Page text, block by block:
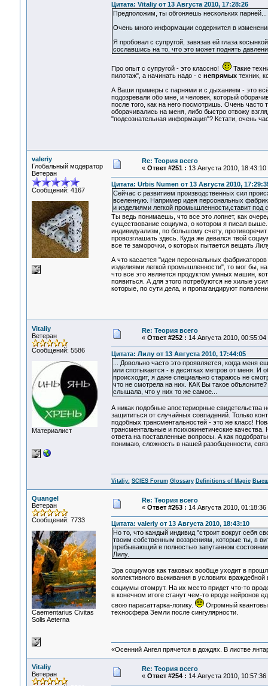
Цитата: Vitaliy от 13 Августа 2010, 17:28:26
Предположим, ты обгоняешь нескольких парней...
Очень много информации содержится в
Я пробовал с супругой, завязав ей глаза
сославшись на то, что это может поднять
Про опыт с супругой - это классно!
Такие
пилотаж", а начинать надо - с непрямыхтехник,
А Ваши примеры с парнями и с дыханием - это
подозревали обо мне, и человек, который
после того, как на него посмотришь. Очень
оборачивались на меня, либо быстро отвожу
"подсознательная информация"? Кстати, очень
valeriy
Глобальный модератор
Ветеран
Сообщений: 4167
Re: Теория всего
« Ответ #251 : 13 Августа 2010, 18:43:10
Цитата: Urbis Numen от 13 Августа 2010,
Сейчас с развитием производственных сил
вселенную. Например идея персональных
и изделиями легкой промышленности,ставит
Ты ведь понимаешь, что все это лопнет, как
существование социума, о котором я писал
индивидуализм, по большому счету,
провозглашать здесь. Куда же девался твой
все те заморочки, о которых пытается вещать
А что касается "идеи персональных
изделиями легкой промышленности", то мог бы,
что все это является продуктом умных машин,
появиться. А для этого потребуются не хилые
которые, по сути дела, и пропагандируют
Vitaliy
Ветеран
Сообщений: 5586
Материалист
Re: Теория всего
« Ответ #252 : 14 Августа 2010, 00:55:04
Цитата: Лилу от 13 Августа 2010, 17:44:05
... Довольно часто это проявляется, когда меня
или спотыкается - в десятках метров от меня. И
происходит, я даже специально стараюсь не
что не смотрела на них. КАК Вы такое
слышала, что у них то же самое...
А никак подобные апостериорные
защититься от случайных совпадений. Только
подобных трансментальностей - это же класс!
трансментальные и психокинетические
ответа на поставленные вопросы. А как
понимаю, сложность в нашей разобщенности,
Vitaliy: SCIES Forum Glossary Definitions of Magic
Quangel
Ветеран
Сообщений: 7733
Сaementarius Civitas
Solis Aeterna
Re: Теория всего
« Ответ #253 : 14 Августа 2010, 01:18:36
Цитата: valeriy от 13 Августа 2010, 18:43:10
Но то, что каждый индивид "строит вокруг себя
твоим собственным воззрениям, которые ты, в
пребывающий в полностью запутанном
Лилу.
Эра социумов как таковых вообще уходит в
коллективного выживания в условиях
социумы отомрут. На их место придет что-то
в конечном итоге станут чем-то вроде нейронов
свою парасаттарка-логику.
Огромный
техносфера Земли после сингулярности.
«Осенний Ангел прячется в дождях. В листве
Vitaliy
Ветеран
Re: Теория всего
« Ответ #254 : 14 Августа 2010, 10:57:36